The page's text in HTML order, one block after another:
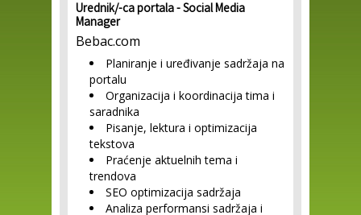
Urednik/-ca portala - Social Media
Manager
Bebac.com
Planiranje i uređivanje sadržaja na
portalu
Organizacija i koordinacija tima i
saradnika
Pisanje, lektura i optimizacija
tekstova
Praćenje aktuelnih tema i
trendova
SEO optimizacija sadržaja
Analiza performansi sadržaja i